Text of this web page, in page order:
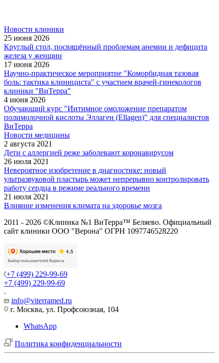
Новости клиники
25 июня 2026
Круглый стол, посвящённый проблемам анемии и дефицита
железа у женщин
17 июня 2026
Научно-практическое мероприятие "Коморбидная тазовая
боль: тактика клинициста" с участием врачей-гинекологов
клиники "ВиТерра"
4 июня 2026
Обучающий курс "Интимное омоложение препаратом
полимолочной кислоты Эллаген (Ellagen)" для специалистов
ВиТерра
Новости медицины
2 августа 2021
Дети с аллергией реже заболевают коронавирусом
26 июля 2021
Невероятное изобретение в диагностике: новый
ультразвуковой пластырь может непрерывно контролировать
работу сердца в режиме реального времени
21 июля 2021
Влияние изменения климата на здоровье мозга
2011 - 2026 ©Клиника №1 ВиТерра™ Беляево. Официальный
сайт клиники ООО "Верона" ОГРН 1097746528220
+7 (499) 229-99-69
+7 (499) 229-99-69
info@viterramed.ru
г. Москва, ул. Профсоюзная, 104
WhatsApp
Политика конфиденциальности